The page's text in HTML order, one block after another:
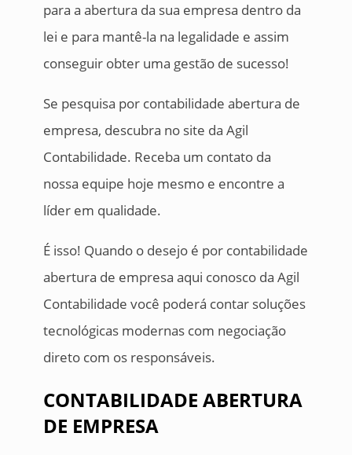
para a abertura da sua empresa dentro da
lei e para mantê-la na legalidade e assim
conseguir obter uma gestão de sucesso!
Se pesquisa por contabilidade abertura de
empresa, descubra no site da Agil
Contabilidade. Receba um contato da
nossa equipe hoje mesmo e encontre a
líder em qualidade.
É isso! Quando o desejo é por contabilidade
abertura de empresa aqui conosco da Agil
Contabilidade você poderá contar soluções
tecnológicas modernas com negociação
direto com os responsáveis.
CONTABILIDADE ABERTURA
DE EMPRESA